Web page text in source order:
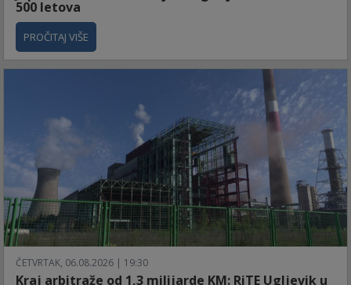
500 letova
PROČITAJ VIŠE
ČETVRTAK, 06.08.2026 | 19:30
Kraj arbitraže od 1,3 milijarde KM: RiTE Ugljevik u